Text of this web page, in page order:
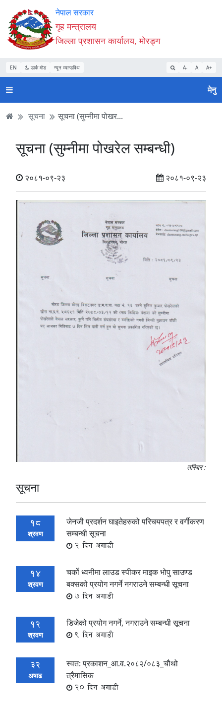
Accessibility
Mode
सुरु
गर्नुहोस्
सामाग्री
पढ्नुहाेस्
नेभिगेसन
पढ्नुहाेस्
वेबसाइट
खोजमा
जानुहोस्
नेपाल सरकार
गृह मन्त्रालय
जिल्ला प्रशासन कार्यालय, मोरङ्ग
EN डार्क मोड न्यून व्यान्डविथ A- A A+
मेनु
सूचना सूचना (सुम्नीमा पोखर...
सूचना (सुम्नीमा पोखरेल सम्बन्धी)
२०८१-०९-२३ २०८१-०९-२३
तस्बिर :
सूचना
18
श्रवण
जेनजी प्रदर्शन घाइतेहरुको परिचयपत्र र वर्गीकरण
सम्बन्धी सूचना
2 दिन अगाडी
14
श्रवण
चर्को ध्वनीमा लाउड स्पीकर माइक भोपु साउण्ड
बक्सको प्रयोग नगर्ने नगराउने सम्बन्धी सूचना
7 दिन अगाडी
12
श्रवण
डिजेको प्रयोग नगर्ने, नगराउने सम्बन्धी सूचना
9 दिन अगाडी
32
अषाढ
स्वत: प्रकाशन_आ.व.२०८२/०८३_चौथो
त्रैमासिक
20 दिन अगाडी